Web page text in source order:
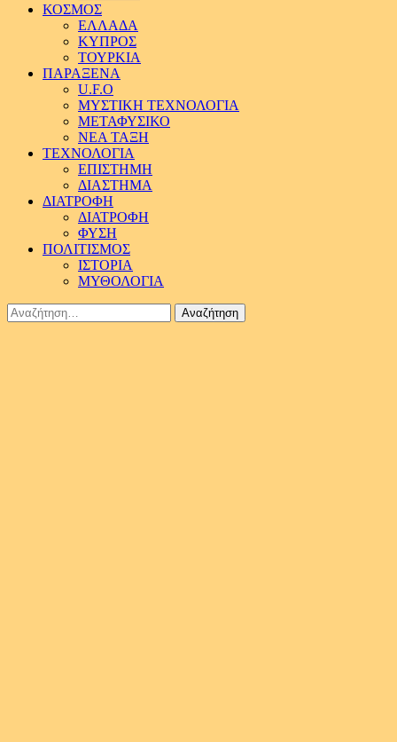
ΚΟΣΜΟΣ
ΕΛΛΑΔΑ
ΚΥΠΡΟΣ
ΤΟΥΡΚΙΑ
ΠΑΡΑΞΕΝΑ
U.F.O
ΜΥΣΤΙΚΗ ΤΕΧΝΟΛΟΓΙΑ
ΜΕΤΑΦΥΣΙΚΟ
ΝΕΑ ΤΑΞΗ
ΤΕΧΝΟΛΟΓΙΑ
ΕΠΙΣΤΗΜΗ
ΔΙΑΣΤΗΜΑ
ΔΙΑΤΡΟΦΗ
ΔΙΑΤΡΟΦΗ
ΦΥΣΗ
ΠΟΛΙΤΙΣΜΟΣ
ΙΣΤΟΡΙΑ
ΜΥΘΟΛΟΓΙΑ
Αναζήτηση
για: